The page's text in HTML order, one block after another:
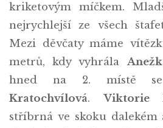
kriketovým míčkem.
nejrychlejší ze všech
Mezi děvčaty máme
metrů, kdy vyhrála
hned na 2. místě
Kratochvílová.Viktorie
stříbrná ve skoku dalekém